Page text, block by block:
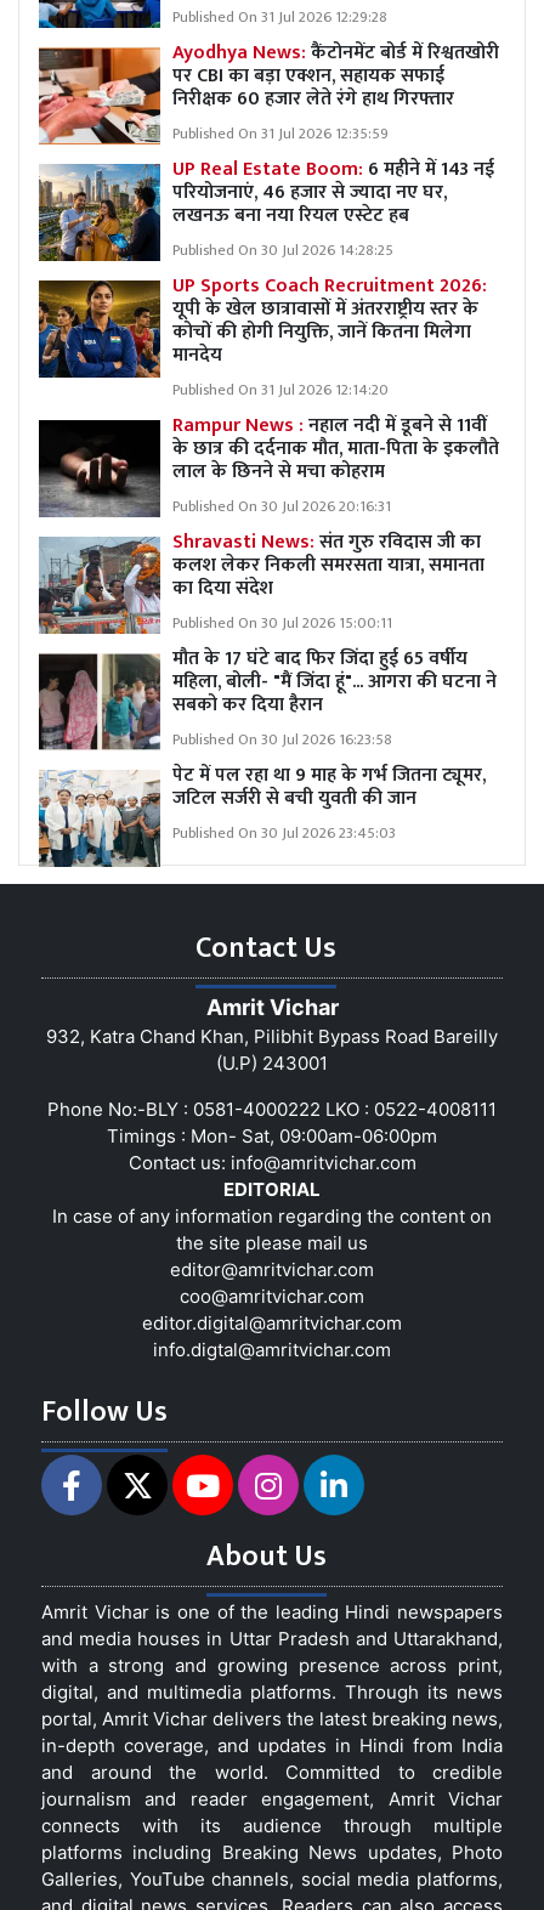
Published On 31 Jul 2026 12:29:28
Ayodhya News:कैंटोनमेंट बोर्ड में रिश्वतखोरी
पर CBI का बड़ा एक्शन, सहायक सफाई
निरीक्षक 60 हजार लेते रंगे हाथ गिरफ्तार
Published On 31 Jul 2026 12:35:59
UP Real Estate Boom: 6 महीने में 143 नई
परियोजनाएं, 46 हजार से ज्यादा नए घर,
लखनऊ बना नया रियल एस्टेट हब
Published On 30 Jul 2026 14:28:25
UP Sports Coach Recruitment 2026:
यूपी के खेल छात्रावासों में अंतरराष्ट्रीय स्तर के
कोचों की होगी नियुक्ति, जानें कितना मिलेगा
मानदेय
Published On 31 Jul 2026 12:14:20
Rampur News :नहाल नदी में डूबने से 11वीं
के छात्र की दर्दनाक मौत, माता-पिता के इकलौते
लाल के छिनने से मचा कोहराम
Published On 30 Jul 2026 20:16:31
Shravasti News:संत गुरु रविदास जी का
कलश लेकर निकली समरसता यात्रा, समानता
का दिया संदेश
Published On 30 Jul 2026 15:00:11
मौत के 17 घंटे बाद फिर जिंदा हुई 65 वर्षीय
महिला, बोली- "मैं जिंदा हूं"... आगरा की घटना ने
सबको कर दिया हैरान
Published On 30 Jul 2026 16:23:58
पेट में पल रहा था 9 माह के गर्भ जितना ट्यूमर,
जटिल सर्जरी से बची युवती की जान
Published On 30 Jul 2026 23:45:03
Contact Us
Amrit Vichar
932, Katra Chand Khan, Pilibhit Bypass Road Bareilly
(U.P) 243001
Phone No:-BLY : 0581-4000222 LKO : 0522-4008111
Timings : Mon- Sat, 09:00am-06:00pm
Contact us: info@amritvichar.com
EDITORIAL
In case of any information regarding the content on
the site please mail us
editor@amritvichar.com
coo@amritvichar.com
editor.digital@amritvichar.com
info.digtal@amritvichar.com
Follow Us
About Us
Amrit Vichar is one of the leading Hindi newspapers
and media houses in Uttar Pradesh and Uttarakhand,
with a strong and growing presence across print,
digital, and multimedia platforms. Through its news
portal, Amrit Vichar delivers the latest breaking news,
in-depth coverage, and updates in Hindi from India
and around the world. Committed to credible
journalism and reader engagement, Amrit Vichar
connects with its audience through multiple
platforms including Breaking News updates, Photo
Galleries, YouTube channels, social media platforms,